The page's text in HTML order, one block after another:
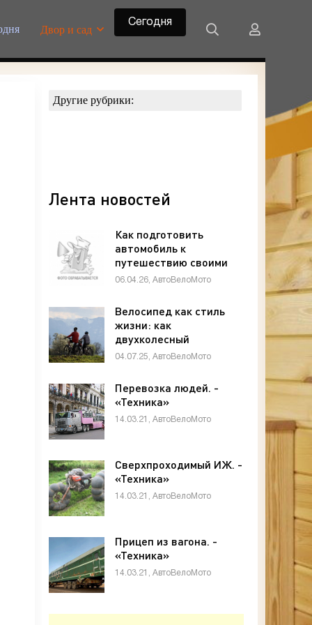
Двор и сад
Сегодня
Другие рубрики:
Лента новостей
Как подготовить
автомобиль к
путешествию своими
руками: чек-лист
06.04.26, АвтоВелоМото
Велосипед как стиль
жизни: как
двухколесный
транспорт меняет
04.07.25, АвтоВелоМото
Перевозка людей. -
«Техника»
14.03.21, АвтоВелоМото
Сверхпроходимый ИЖ. -
«Техника»
14.03.21, АвтоВелоМото
Прицеп из вагона. -
«Техника»
14.03.21, АвтоВелоМото